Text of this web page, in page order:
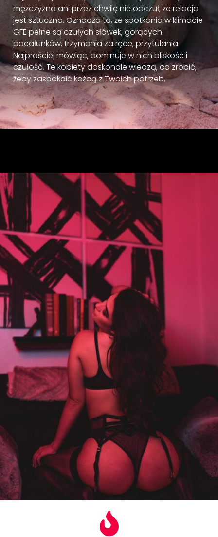
mężczyzna ani przez chwilę nie odczuł, że relacja
jest sztuczna. Oznacza to, że spotkania w klimacie
GFE pełne są czułych słówek, gorących
pocałunków, trzymania za ręce, przytulania.
Najprościej mówiąc, dominuje w nich bliskość i
czułość. Te kobiety doskonale wiedzą, co zrobić,
żeby zaspokoić każdą z Twoich potrzeb.
